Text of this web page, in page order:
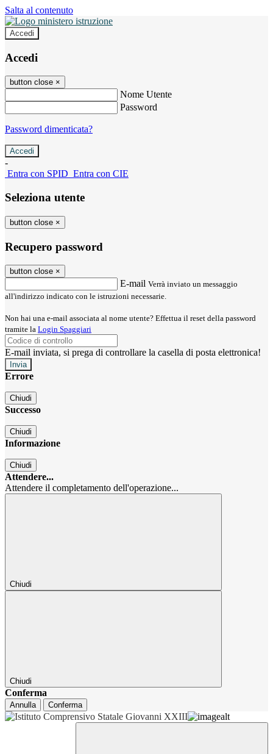
Salta al contenuto
Accedi
Accedi
button close ×
Nome Utente
Password
Password dimenticata?
-
Entra con SPID Entra con CIE
Seleziona utente
button close ×
Recupero password
button close ×
E-mail Verrà inviato un messaggio
all'indirizzo indicato con le istruzioni necessarie.
Non hai una e-mail associata al nome utente? Effettua il reset della password
tramite la Login Spaggiari
E-mail inviata, si prega di controllare la casella di posta elettronica!
Errore
Chiudi
Successo
Chiudi
Informazione
Chiudi
Attendere...
Attendere il completamento dell'operazione...
Chiudi
Chiudi
Conferma
Annulla Conferma